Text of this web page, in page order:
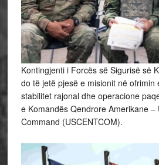
Kontingjenti i Forcës së Sigurisë së
do të jetë pjesë e misionit në ofrimin
stabilitet rajonal dhe operacione
e Komandës Qendrore Amerikane –
Command (USCENTCOM).